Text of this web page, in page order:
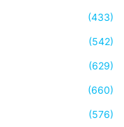
(433)
(542)
(629)
(660)
(576)